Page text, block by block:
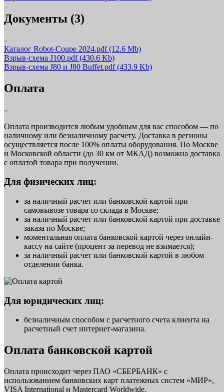
Документы (3)
Каталог Robot-Coupe 2024.pdf(12.6 Mb)
Взрыв-схема J100.pdf(430.6 Kb)
Взрыв-схема J80 и J80 Buffet.pdf(433.9 Kb)
Оплата
Оплата производится любым удобным для вас способом — по
наличному или безналичному расчету. Доставка в регионы
осуществляется после 100% оплаты оборудования. По Москве
и Московской области (до 30 км от МКАД) возможна доставка
с оплатой товара при получении.
Для физических лиц:
за наличный расчет или банковской картой при
самовывозе товара со склада в Москве;
за наличный расчет или банковской картой при доставке
заказа по Москве;
моментальная оплата банковской картой через онлайн-
кассу на сайте (процент за перевод не взимается);
за наличный расчет или банковской картой в любом
отделении банка.
Для юридических лиц:
безналичным способом с расчетного счета клиента на
расчетный счет интернет-магазина.
Оплата банковской картой
Оплата происходит через ПАО «СБЕРБАНК» с
использованием банковских карт платежных систем «МИР»,
VISA International и Mastercard Worldwide.